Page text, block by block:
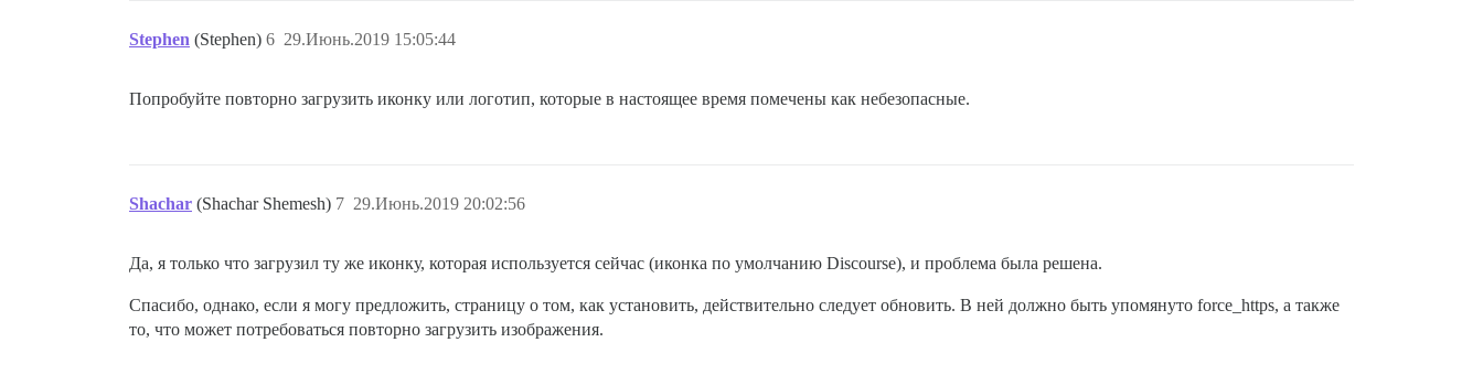
Stephen (Stephen) 29.Июнь.2019 15:05:44
6
Попробуйте повторно загрузить иконку или логотип, которые в настоящее время помечены как небезопасные.
Shachar (Shachar Shemesh) 29.Июнь.2019 20:02:56
7
Да, я только что загрузил ту же иконку, которая используется сейчас (иконка по умолчанию Discourse), и проблема была решена.
Спасибо, однако, если я могу предложить, страницу о том, как установить, действительно следует обновить. В ней должно быть упомянуто force_https, а также
то, что может потребоваться повторно загрузить изображения.